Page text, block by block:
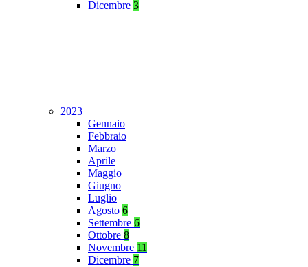
Dicembre 3
2023
Gennaio
Febbraio
Marzo
Aprile
Maggio
Giugno
Luglio
Agosto 6
Settembre 6
Ottobre 8
Novembre 11
Dicembre 7